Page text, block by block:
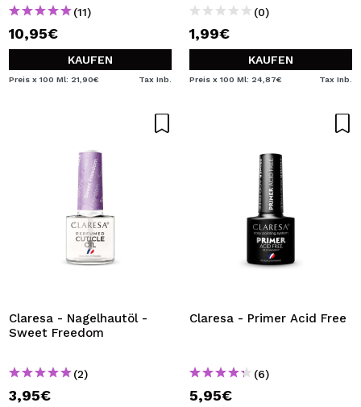
(11)
10,95€
KAUFEN
Preis x 100 Ml: 21,90€ Tax Inb.
(0)
1,99€
KAUFEN
Preis x 100 Ml: 24,87€ Tax Inb.
Claresa - Nagelhautöl -
Sweet Freedom
(2)
3,95€
Claresa - Primer Acid Free
(6)
5,95€